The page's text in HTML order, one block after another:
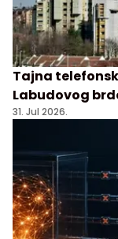
Tajna
Labudovog
31. Jul 2026.